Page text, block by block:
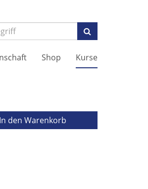
Suchen
Shop Kurse
In den Warenkorb